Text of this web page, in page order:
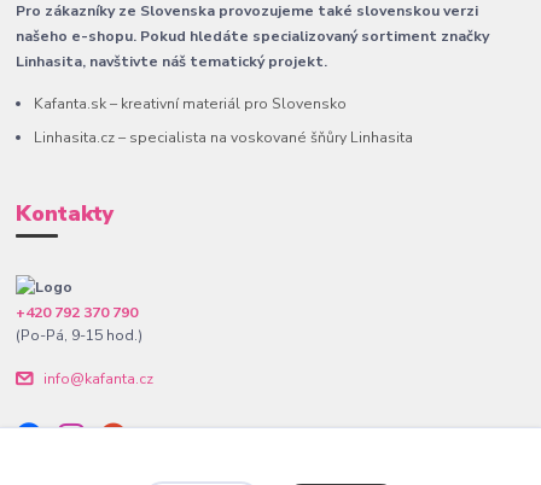
Pro zákazníky ze Slovenska provozujeme také slovenskou verzi
našeho e-shopu. Pokud hledáte specializovaný sortiment značky
Linhasita, navštivte náš tematický projekt.
Kafanta.sk – kreativní materiál pro Slovensko
Linhasita.cz – specialista na voskované šňůry Linhasita
Kontakty
+420 792 370 790
(Po-Pá, 9-15 hod.)
info@kafanta.cz